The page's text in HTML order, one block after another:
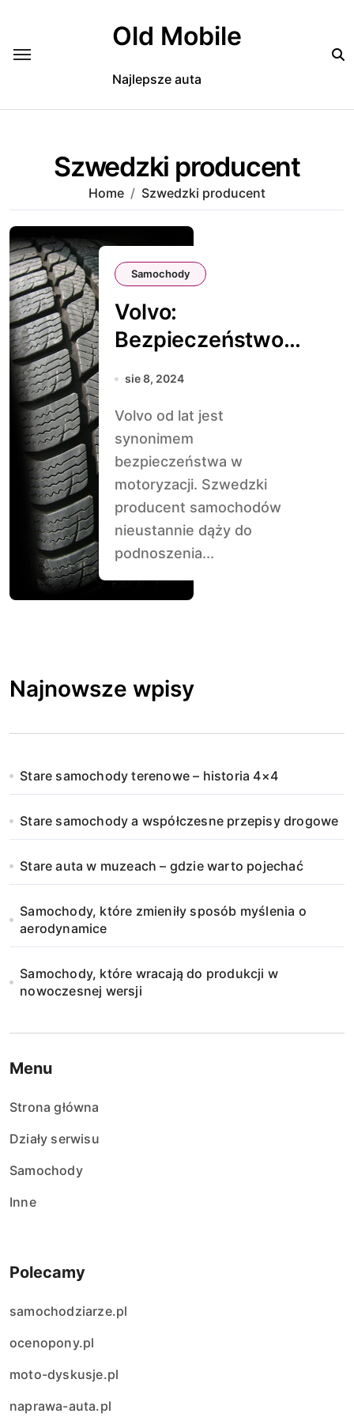
Old Mobile
Najlepsze auta
Szwedzki producent
Home Szwedzki producent
Samochody
Volvo:
Bezpieczeństwo
na Pierwszym
sie 8, 2024
Volvo od lat jest
synonimem
bezpieczeństwa w
motoryzacji. Szwedzki
producent samochodów
nieustannie dąży do
podnoszenia...
Najnowsze wpisy
Stare samochody terenowe – historia 4×4
Stare samochody a współczesne przepisy drogowe
Stare auta w muzeach – gdzie warto pojechać
Samochody, które zmieniły sposób myślenia o
aerodynamice
Samochody, które wracają do produkcji w
nowoczesnej wersji
Menu
Strona główna
Działy serwisu
Samochody
Inne
Polecamy
samochodziarze.pl
ocenopony.pl
moto-dyskusje.pl
naprawa-auta.pl